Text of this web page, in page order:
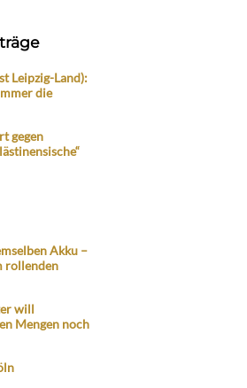
Leipzig-Land):
die
gegen
Akku –
rollenden
will
Mengen noch